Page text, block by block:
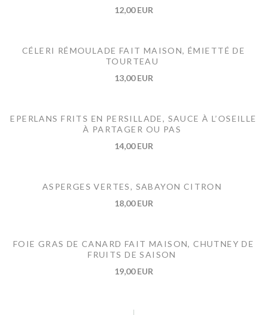
12,00 EUR
CÉLERI RÉMOULADE FAIT MAISON, ÉMIETTÉ DE
TOURTEAU
13,00 EUR
EPERLANS FRITS EN PERSILLADE, SAUCE À L’OSEILLE
À PARTAGER OU PAS
14,00 EUR
ASPERGES VERTES, SABAYON CITRON
18,00 EUR
FOIE GRAS DE CANARD FAIT MAISON, CHUTNEY DE
FRUITS DE SAISON
19,00 EUR